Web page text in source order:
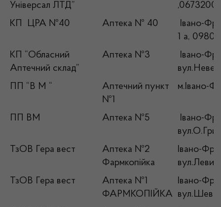
Універсал ЛТД”
КП ЦРА №40
Аптека № 40
Івано-
1 а,
КП “Обласний
Аптечний склад”
Аптека №3
Івано-
ПП “В М “
Аптечний пункт
№1
м.Івано-
ПП ВМ Аптека №5
Івано-
ТзОВ Гера вест
Аптека №2
Фармкопійка
Івано-
ТзОВ Гера вест
Аптека №1
ФАРМКОПІЙКА
Івано-